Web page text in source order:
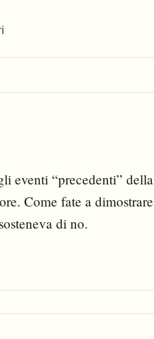
eventi “precedenti” della
Come fate a dimostrare
di no.